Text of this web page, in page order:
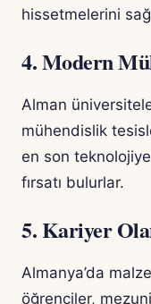
hissetmelerini
4. Modern
Alman
mühendislik
en son
fırsatı bulurlar.
5. Kariyer
Almanya’da
öğrenciler,